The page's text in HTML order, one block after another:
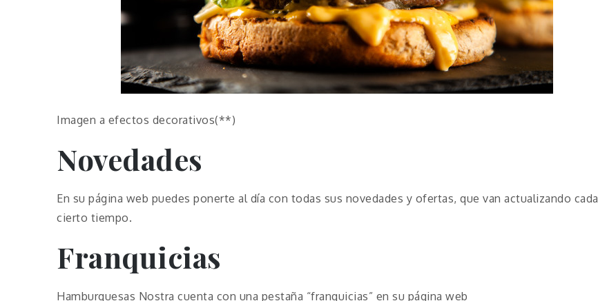
Imagen a efectos decorativos(**)
Novedades
En su página web puedes ponerte al día con todas sus novedades y ofertas, que van actualizando cada
cierto tiempo.
Franquicias
Hamburguesas Nostra cuenta con una pestaña “franquicias” en su página web